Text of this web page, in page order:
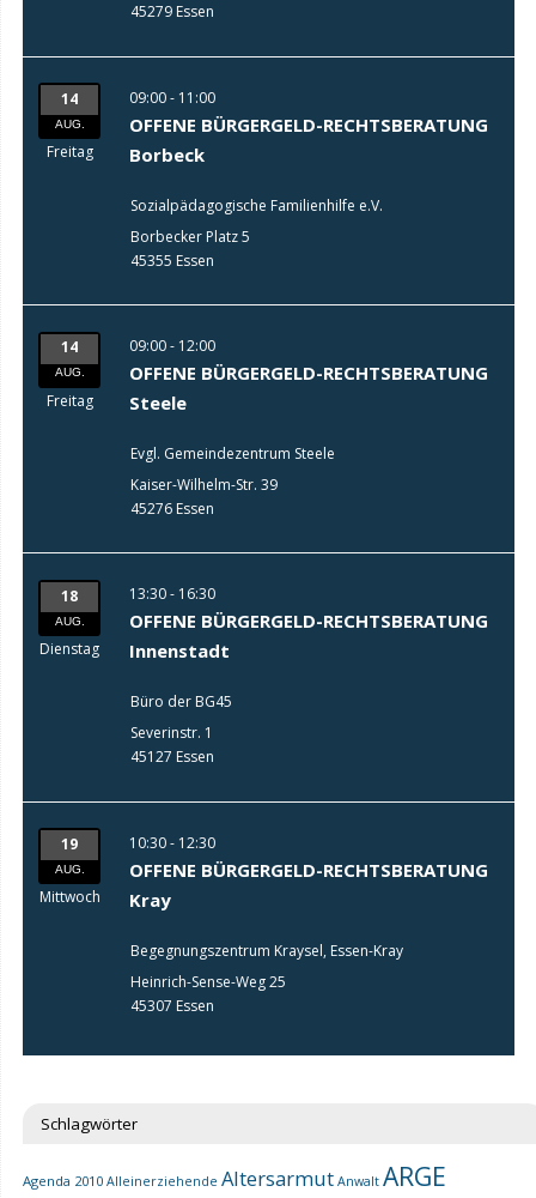
45279 Essen
14
AUG.
Freitag
09:00 - 11:00
OFFENE BÜRGERGELD-RECHTSBERATUNG
Borbeck
Sozialpädagogische Familienhilfe e.V.
Borbecker Platz 5
45355 Essen
14
AUG.
Freitag
09:00 - 12:00
OFFENE BÜRGERGELD-RECHTSBERATUNG
Steele
Evgl. Gemeindezentrum Steele
Kaiser-Wilhelm-Str. 39
45276 Essen
18
AUG.
Dienstag
13:30 - 16:30
OFFENE BÜRGERGELD-RECHTSBERATUNG
Innenstadt
Büro der BG45
Severinstr. 1
45127 Essen
19
AUG.
Mittwoch
10:30 - 12:30
OFFENE BÜRGERGELD-RECHTSBERATUNG
Kray
Begegnungszentrum Kraysel, Essen-Kray
Heinrich-Sense-Weg 25
45307 Essen
Schlagwörter
Agenda 2010 Alleinerziehende Altersarmut Anwalt ARGE